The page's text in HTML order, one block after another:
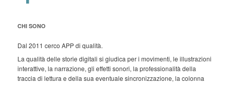
CHI SONO
Dal 2011 cerco APP di qualità.
La qualità delle storie digitali si giudica per i movimenti, le illustrazioni
interattive, la narrazione, gli effetti sonori, la professionalità della
traccia di lettura e della sua eventuale sincronizzazione, la colonna